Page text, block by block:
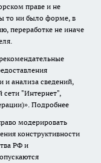
праве и не
то ни было форме, в
переработке не иначе
и анализа сведений,
сети "Интернет",
Подробнее
модерировать
конструктивности
РФ и